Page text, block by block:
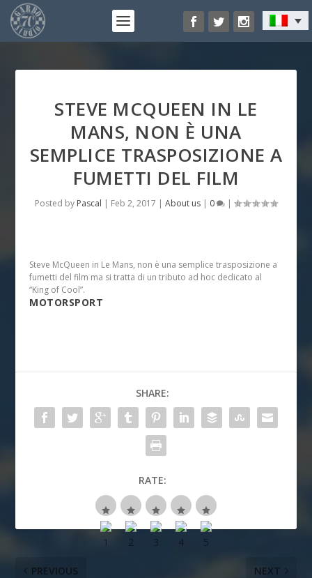
STEVE MCQUEEN IN LE
MANS, NON È UNA
SEMPLICE TRASPOSIZIONE A
FUMETTI DEL FILM
Posted by Pascal | Feb 2, 2017 | About us | 0 |
Steve McQueen in Le Mans, non è una semplice trasposizione a
fumetti del film ma si tratta di un tributo ad hoc dedicato al
“King of Cool”.
MOTORSPORT
SHARE:
RATE:
PREVIOUS NEXT